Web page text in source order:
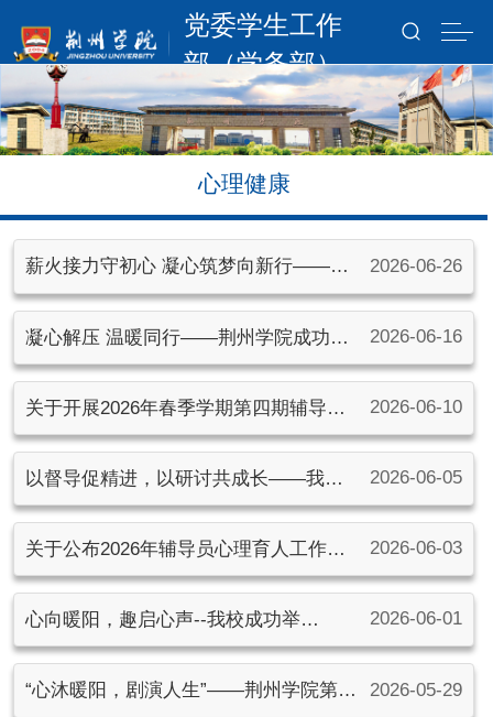
党委学生工作
部（学务部）
心理健康
薪火接力守初心 凝心筑梦向新行——第
六届星火之家换届大会暨期末总结表彰
大会顺利举办
2026-06-26
凝心解压 温暖同行——荆州学院成功举
办辅导员心理健康团体辅导活动
2026-06-16
关于开展2026年春季学期第四期辅导员
沙龙活动的通知
2026-06-10
以督导促精进，以研讨共成长——我校
心理教师参加荆州市心理协会朋辈督导
活动
2026-06-05
关于公布2026年辅导员心理育人工作典
型案例优秀案例的通知
2026-06-03
心向暖阳，趣启心声--我校成功举 2026-06-01
“心沐暖阳，剧演人生”——荆州学院第二 2026-05-29